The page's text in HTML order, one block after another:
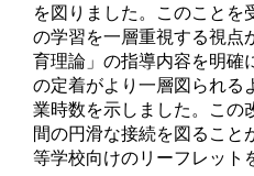
を図りました。このことを
の学習を一層重視する視点
育理論」の指導内容を明確
の定着がより一層図られる
業時数を示しました。この
間の円滑な接続を図ること
等学校向けのリーフレット